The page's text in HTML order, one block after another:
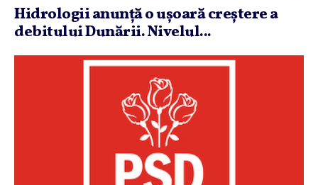
Hidrologii anunţă o uşoară creştere a
debitului Dunării. Nivelul...